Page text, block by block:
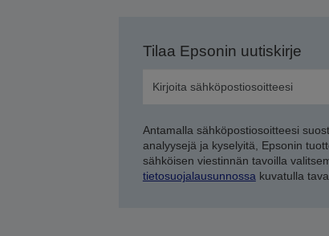
Tilaa Epsonin uutiskirje
Antamalla sähköpostiosoitteesi
analyysejä ja kyselyitä, Epsonin
sähköisen viestinnän tavoilla
tietosuojalausunnossa kuvatulla